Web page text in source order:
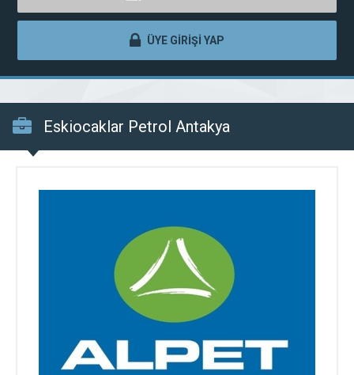
ÜYE GİRİŞİ YAP
Eskiocaklar Petrol Antakya